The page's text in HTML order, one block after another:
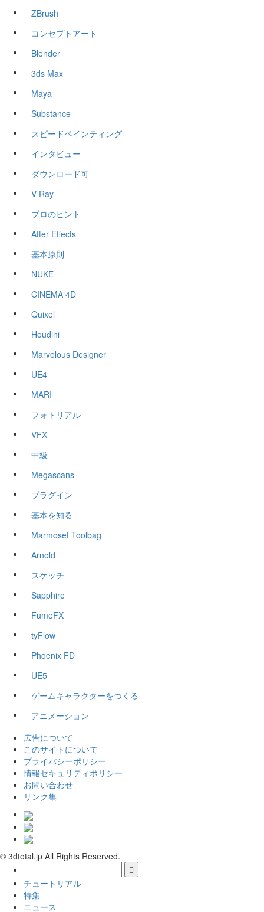
ZBrush
コンセプトアート
Blender
3ds Max
Maya
Substance
スピードペインティング
インタビュー
ダウンロード可
V-Ray
プロのヒント
After Effects
基本原則
NUKE
CINEMA 4D
Quixel
Houdini
Marvelous Designer
UE4
MARI
フォトリアル
VFX
中級
Megascans
プラグイン
基本を知る
Marmoset Toolbag
Arnold
スケッチ
Sapphire
FumeFX
tyFlow
Phoenix FD
UE5
ゲームキャラクターをつくる
アニメーション
広告について
このサイトについて
プライバシーポリシー
情報セキュリティポリシー
お問い合わせ
リンク集
© 3dtotal.jp All Rights Reserved.
チュートリアル
特集
ニュース